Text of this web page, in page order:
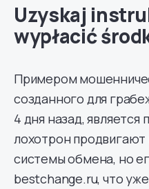
Uzyskaj
wypłacić
Примером
созданного для
4 дня назад,
лохотрон
системы обмена, но
bestchange.ru, что